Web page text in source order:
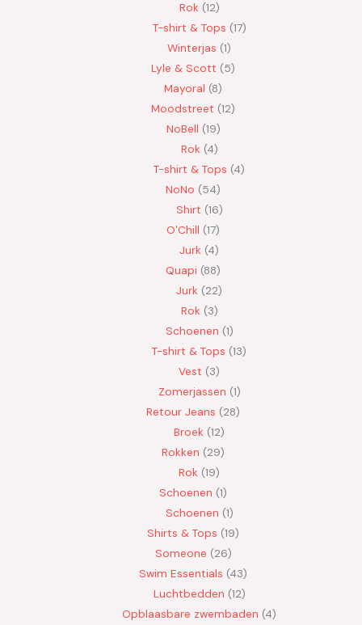
Rok 12
T-shirt & Tops 17
Winterjas 1
Lyle & Scott
5
Mayoral 8
Moodstreet 12
NoBell 19
Rok 4
T-shirt & Tops 4
NoNo
54
Shirt 16
O'Chill 17
Jurk 4
Quapi 88
Jurk 22
Rok 3
Schoenen 1
T-shirt & Tops 13
Vest
3
Zomerjassen 1
Retour Jeans
28
Broek 12
Rokken
29
Rok 19
Schoenen 1
Schoenen 1
Shirts & Tops 19
Someone 26
Swim Essentials 43
Luchtbedden 12
Opblaasbare zwembaden 4